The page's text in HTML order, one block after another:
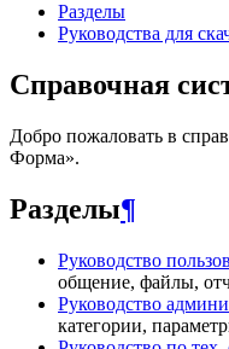
Разделы
Руководства для
Справочная
Добро пожаловать в
Форма».
Разделы¶
Руководство
общение, файлы,
Руководство
категории,